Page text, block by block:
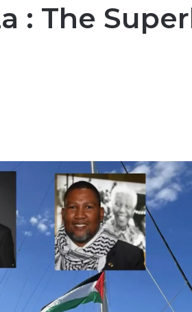
: The